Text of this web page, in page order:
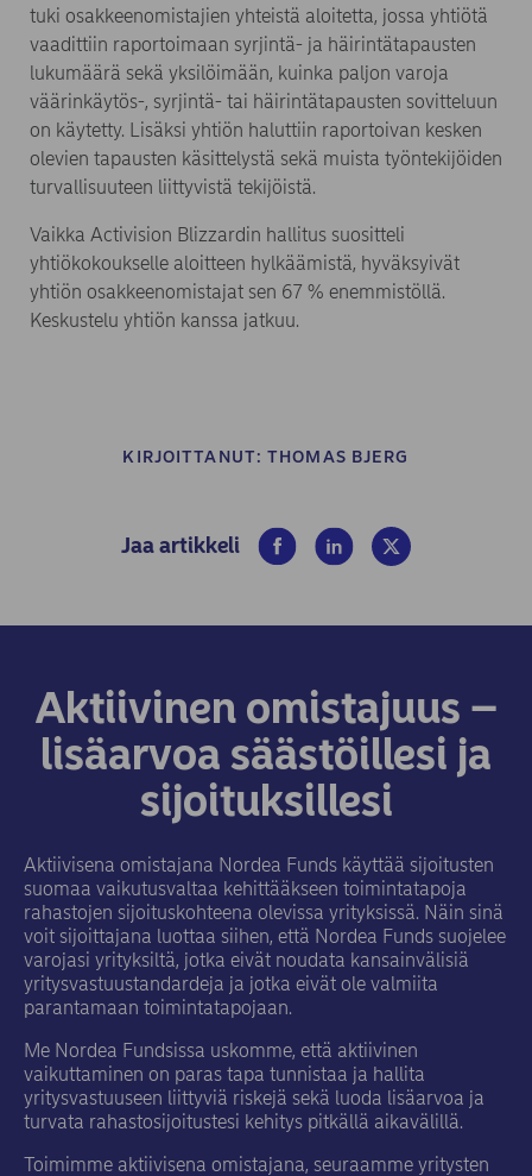
tuki osakkeenomistajien yhteistä aloitetta, jossa yhtiötä
vaadittiin raportoimaan syrjintä- ja häirintätapausten
lukumäärä sekä yksilöimään, kuinka paljon varoja
väärinkäytös-, syrjintä- tai häirintätapausten sovitteluun
on käytetty. Lisäksi yhtiön haluttiin raportoivan kesken
olevien tapausten käsittelystä sekä muista työntekijöiden
turvallisuuteen liittyvistä tekijöistä.
Vaikka Activision Blizzardin hallitus suositteli
yhtiökokoukselle aloitteen hylkäämistä, hyväksyivät
yhtiön osakkeenomistajat sen 67 % enemmistöllä.
Keskustelu yhtiön kanssa jatkuu.
KIRJOITTANUT:THOMAS BJERG
Jaa artikkeli (opens in new window)
(opens in new window)
(opens in new
Aktiivinen omistajuus –
lisäarvoa säästöillesi ja
sijoituksillesi
Aktiivisena omistajana Nordea Funds käyttää sijoitusten
suomaa vaikutusvaltaa kehittääkseen toimintatapoja
rahastojen sijoituskohteena olevissa yrityksissä. Näin sinä
voit sijoittajana luottaa siihen, että Nordea Funds suojelee
varojasi yrityksiltä, jotka eivät noudata kansainvälisiä
yritysvastuustandardeja ja jotka eivät ole valmiita
parantamaan toimintatapojaan.
Me Nordea Fundsissa uskomme, että aktiivinen
vaikuttaminen on paras tapa tunnistaa ja hallita
yritysvastuuseen liittyviä riskejä sekä luoda lisäarvoa ja
turvata rahastosijoitustesi kehitys pitkällä aikavälillä.
Toimimme aktiivisena omistajana, seuraamme yritysten